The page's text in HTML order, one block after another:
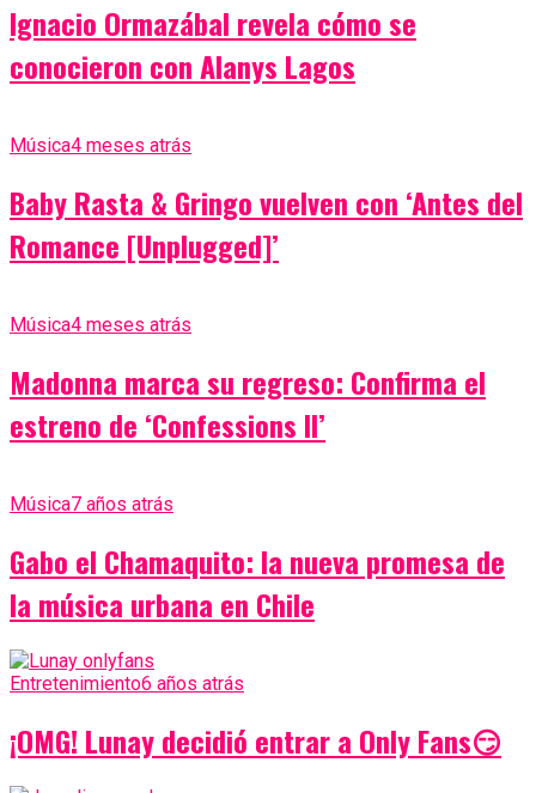
Ignacio Ormazábal revela cómo se
conocieron con Alanys Lagos
Música4 meses atrás
Baby Rasta & Gringo vuelven con ‘Antes del
Romance [Unplugged]’
Música4 meses atrás
Madonna marca su regreso: Confirma el
estreno de ‘Confessions II’
Música7 años atrás
Gabo el Chamaquito: la nueva promesa de
la música urbana en Chile
Entretenimiento6 años atrás
¡OMG! Lunay decidió entrar a Only Fans😏